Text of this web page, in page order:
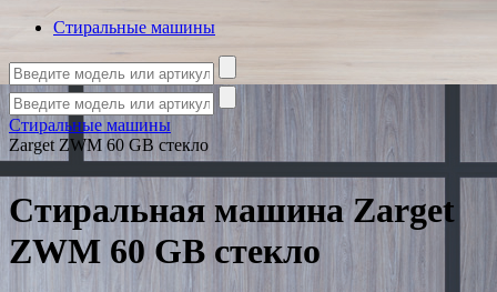
Стиральные машины
Стиральные машины
Zarget ZWM 60 GB стекло
Стиральная машина Zarget
ZWM 60 GB стекло